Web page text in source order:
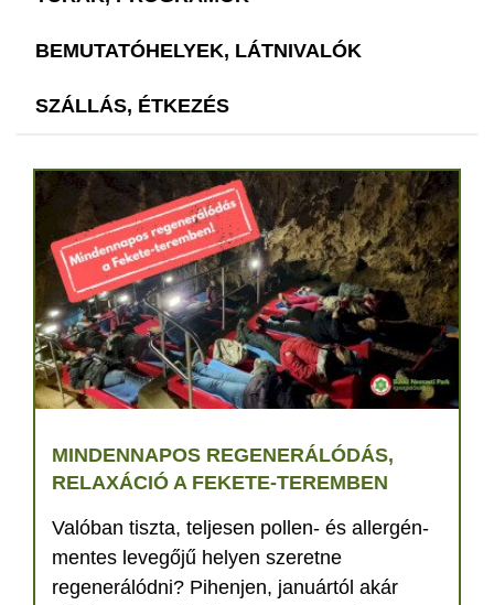
BEMUTATÓHELYEK, LÁTNIVALÓK
SZÁLLÁS, ÉTKEZÉS
MINDENNAPOS REGENERÁLÓDÁS,
RELAXÁCIÓ A FEKETE-TEREMBEN
Valóban tiszta, teljesen pollen- és allergén-
mentes levegőjű helyen szeretne
regenerálódni? Pihenjen, januártól akár